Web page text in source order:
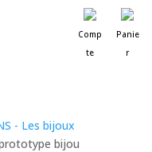
Comp
te
Panie
r
- Les bijoux
bijou